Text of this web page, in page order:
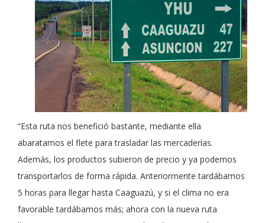
“Esta ruta nos benefició bastante, mediante ella
abaratamos el flete para trasladar las mercaderías.
Además, los productos subieron de precio y ya podemos
transportarlos de forma rápida. Anteriormente tardábamos
5 horas para llegar hasta Caaguazú, y si el clima no era
favorable tardábamos más; ahora con la nueva ruta